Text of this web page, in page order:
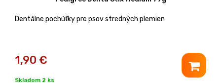
Dentálne pochúťky pre psov stredných plemien
1,90 €
Skladom 2 ks